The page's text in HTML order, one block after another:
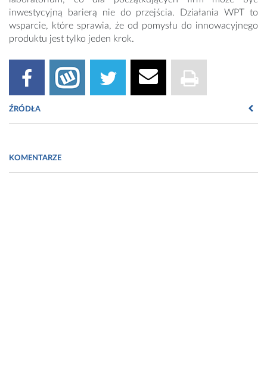
inwestycyjną barierą nie do przejścia. Działania WPT to
wsparcie, które sprawia, że od pomysłu do innowacyjnego
produktu jest tylko jeden krok.
ŹRÓDŁA
KOMENTARZE